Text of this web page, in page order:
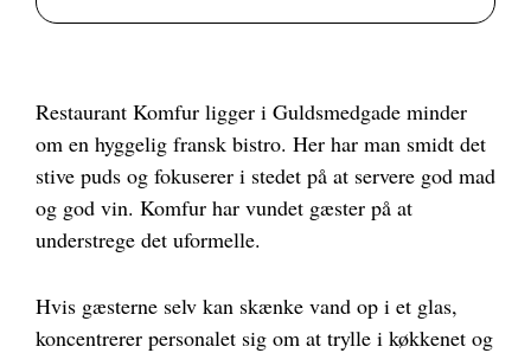
Restaurant Komfur ligger i Guldsmedgade minder
om en hyggelig fransk bistro. Her har man smidt det
stive puds og fokuserer i stedet på at servere god mad
og god vin. Komfur har vundet gæster på at
understrege det uformelle.
Hvis gæsterne selv kan skænke vand op i et glas,
koncentrerer personalet sig om at trylle i køkkenet og